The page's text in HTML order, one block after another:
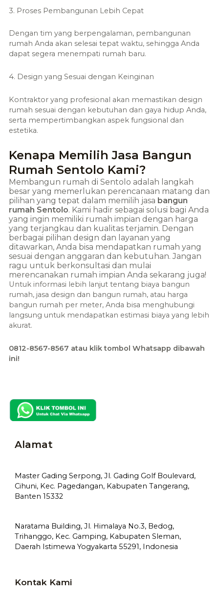
3. Proses Pembangunan Lebih Cepat
Dengan tim yang berpengalaman, pembangunan
rumah Anda akan selesai tepat waktu, sehingga Anda
dapat segera menempati rumah baru.
4. Design yang Sesuai dengan Keinginan
Kontraktor yang profesional akan memastikan design
rumah sesuai dengan kebutuhan dan gaya hidup Anda,
serta mempertimbangkan aspek fungsional dan
estetika.
Kenapa Memilih Jasa Bangun
Rumah Sentolo Kami?
Membangun rumah di Sentolo adalah langkah
besar yang memerlukan perencanaan matang dan
pilihan yang tepat dalam memilih jasa bangun
rumah Sentolo. Kami hadir sebagai solusi bagi Anda
yang ingin memiliki rumah impian dengan harga
yang terjangkau dan kualitas terjamin. Dengan
berbagai pilihan design dan layanan yang
ditawarkan, Anda bisa mendapatkan rumah yang
sesuai dengan anggaran dan kebutuhan. Jangan
ragu untuk berkonsultasi dan mulai
merencanakan rumah impian Anda sekarang juga!
Untuk informasi lebih lanjut tentang biaya bangun
rumah, jasa design dan bangun rumah, atau harga
bangun rumah per meter, Anda bisa menghubungi
langsung untuk mendapatkan estimasi biaya yang lebih
akurat.
0812-8567-8567 atau klik tombol Whatsapp dibawah
ini!
Alamat
Master Gading Serpong, Jl. Gading Golf Boulevard,
Cihuni, Kec. Pagedangan, Kabupaten Tangerang,
Banten 15332
Naratama Building, Jl. Himalaya No.3, Bedog,
Trihanggo, Kec. Gamping, Kabupaten Sleman,
Daerah Istimewa Yogyakarta 55291, Indonesia
Kontak Kami